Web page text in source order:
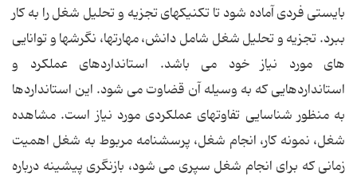
بایستی فردی آماده شود تا تكنیكهای تجزیه و تحلیل شغل را به كار
ببرد. تجزیه و تحلیل شغل شامل دانش، مهارتها، نگرشها و توانایی
های مورد نیاز خود می باشد. استانداردهای عملكرد و
استانداردهایی كه به وسیله آن قضاوت می شود. این استانداردها
به منظور شناسایی تفاوتهای عملكردی مورد نیاز است. مشاهده
شغل، نمونه كار، انجام شغل، پرسشنامه مربوط به شغل اهمیت
زمانی كه برای انجام شغل سپری می شود، بازنگری پیشینه درباره